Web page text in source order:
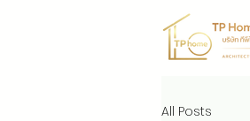
All Posts